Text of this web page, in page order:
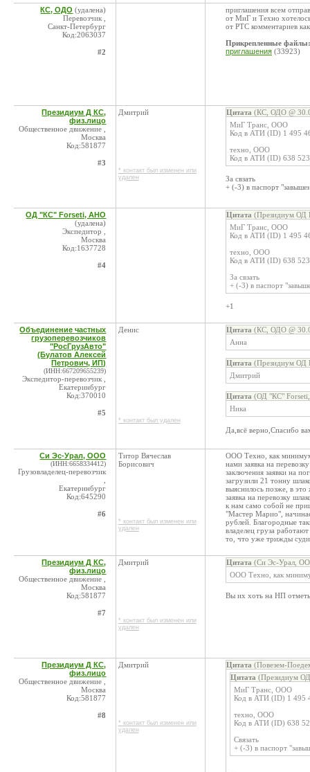
КС, ОДО (удалена)
Перевозчик ,
Санкт-Петербург
Код:2063037
#2
приглашения всем
от МиГ и Техно
от РТС комментариев
Прикрепленные файлы:
приглашения (33923)
Президиум Д КС,
физ.лицо
Общественное движение ,
Москва
Код:581877
#3
Дмитрий
* контакт был изменен или
удален
Цитата (КС, ОДО @
МиГ Транс, ООО
Код в АТИ (ID) 1 495
техно, ООО
Код в АТИ (ID) 638 523
За свзать
+ (-3) в паспорт
ОД "КС" Forseti, АНО
(удалена)
Экспедитор ,
Москва
Код:1637728
#4
Цитата (Президиум ОД
МиГ Транс, ООО
Код в АТИ (ID) 1 495
техно, ООО
Код в АТИ (ID) 638 523
За свзать
+ (-3) в паспорт
+1
Объединение частных
грузоперевозчиков
"РосГрузАвто"
(Булатов Алексей
Петрович, ИП)
(ИНН:667209655239)
Экспедитор-перевозчик ,
Екатеринбург
Код:370010
#5
Денис
* контакт был удален
Цитата (КС, ОДО @
Анна
Цитата (Президиум ОД
Дмитрий
Цитата (ОД "КС"
Ника
Да,всё верно,Спасибо
Си Эс-Урал, ООО
(ИНН:6658334412)
Грузовладелец-перевозчик
Екатеринбург
Код:645290
#6
Титор Вячеслав
Борисович
* контакт был изменен или
удален
ООО Техно, как минимум
нами заявка на
заключения заявки на
загрузили 21 тонну
выяснилось позже, в это
заявка на перевозку
к нам само собой не
"Мастер Марио",
рублей. Благородные
владелец груза
то, что уже трижды
Президиум Д КС,
физ.лицо
Общественное движение ,
Москва
Код:581877
#7
Дмитрий
* контакт был изменен или
удален
Цитата (Си Эс-Урал,
ООО Техно, как
Вы их хоть на НП
Президиум Д КС,
физ.лицо
Общественное движение ,
Москва
Код:581877
#8
Дмитрий
* контакт был изменен или
удален
Цитата (Повезем-
Цитата (Президиум
МиГ Транс, ООО
Код в АТИ (ID) 1 495
техно, ООО
Код в АТИ (ID) 638
Связать
+ (-3) в паспорт